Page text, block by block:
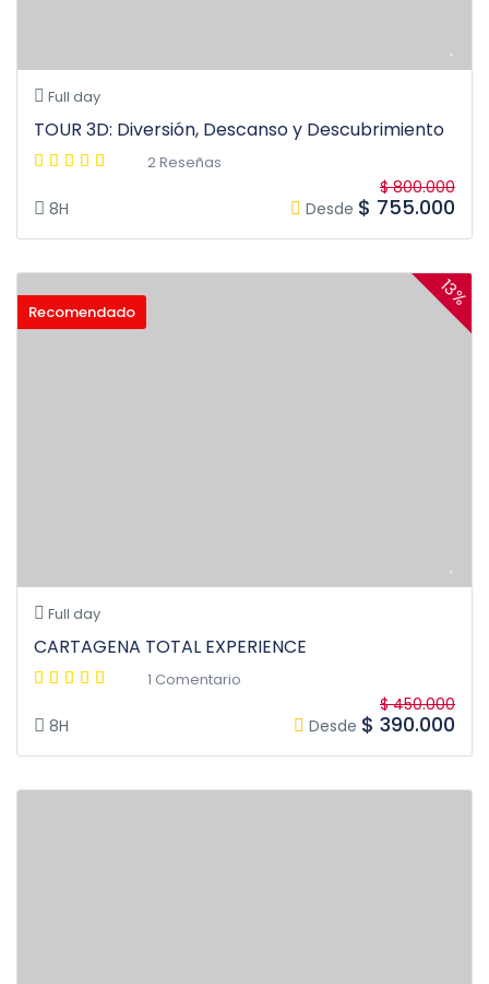
Full day
TOUR 3D: Diversión, Descanso y Descubrimiento
2 Reseñas
8H Desde
$ 800.000
$ 755.000
Recomendado
13%
Full day
CARTAGENA TOTAL EXPERIENCE
1 Comentario
8H Desde
$ 450.000
$ 390.000